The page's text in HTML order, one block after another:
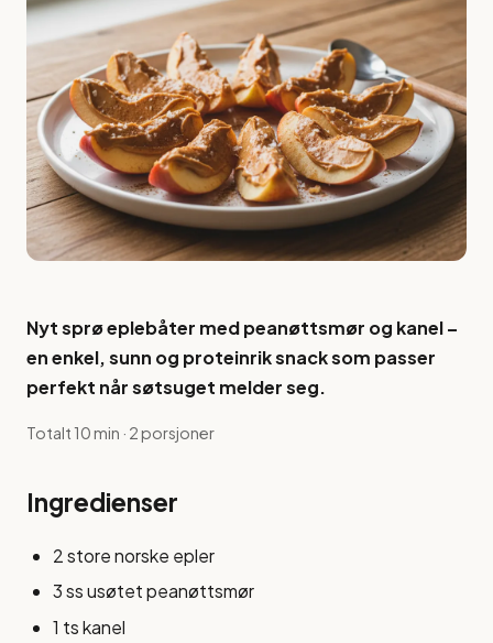
Nyt sprø eplebåter med peanøttsmør og kanel –
en enkel, sunn og proteinrik snack som passer
perfekt når søtsuget melder seg.
Totalt 10 min · 2 porsjoner
Ingredienser
2 store norske epler
3 ss usøtet peanøttsmør
1 ts kanel